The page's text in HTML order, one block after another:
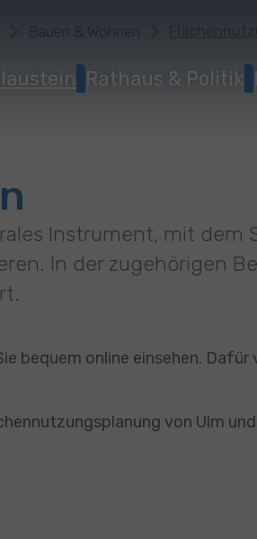
Rathaus & Politik
Bauen & Wohnen
Instrument, mit dem
In der zugehörigen
bequem online einsehen.
von Ulm